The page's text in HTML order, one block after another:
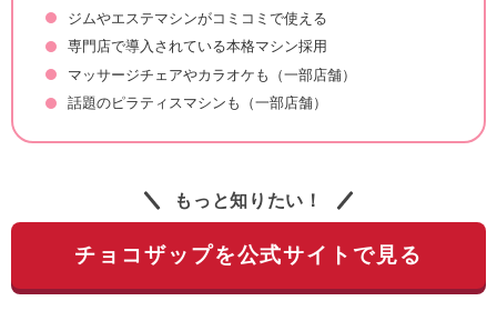
ジムやエステマシンがコミコミで使える
専門店で導入されている本格マシン採用
マッサージチェアやカラオケも（一部店舗）
話題のピラティスマシンも（一部店舗）
もっと知りたい！
チョコザップを公式サイトで見る